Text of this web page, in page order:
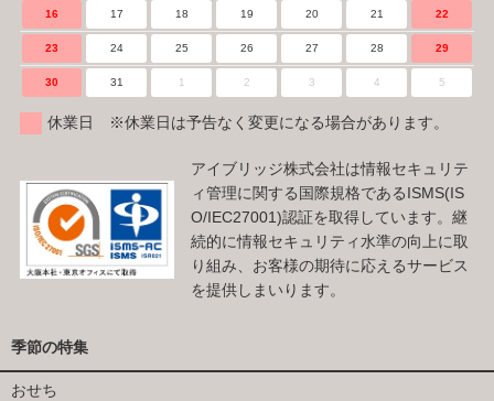
16 17 18 19 20 21 22
23 24 25 26 27 28 29
30 31 1 2 3 4 5
休業日 ※休業日は予告なく変更になる場合があります。
アイブリッジ株式会社は情報セキュリテ
ィ管理に関する国際規格であるISMS(IS
O/IEC27001)認証を取得しています。継
続的に情報セキュリティ水準の向上に取
り組み、お客様の期待に応えるサービス
を提供しまいります。
季節の特集
おせち